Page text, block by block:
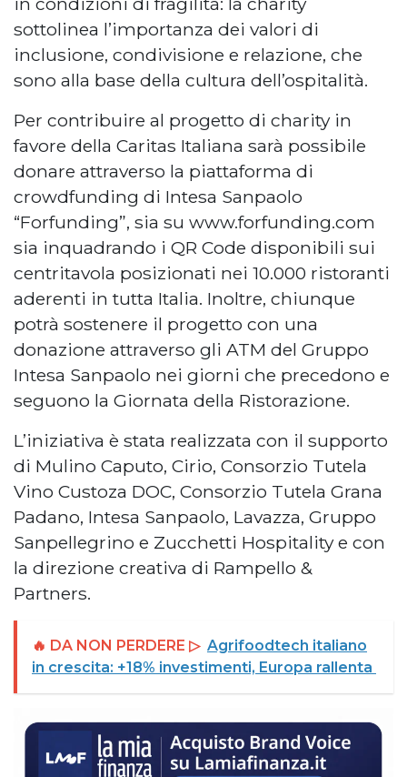
sottolinea l’importanza dei valori di
inclusione, condivisione e relazione, che
sono alla base della cultura dell’ospitalità.
Per contribuire al progetto di charity in
favore della Caritas Italiana sarà possibile
donare attraverso la piattaforma di
crowdfunding di Intesa Sanpaolo
“Forfunding”, sia su www.forfunding.com
sia inquadrando i QR Code disponibili sui
centritavola posizionati nei 10.000 ristoranti
aderenti in tutta Italia. Inoltre, chiunque
potrà sostenere il progetto con una
donazione attraverso gli ATM del Gruppo
Intesa Sanpaolo nei giorni che precedono e
seguono la Giornata della Ristorazione.
L’iniziativa è stata realizzata con il supporto
di Mulino Caputo, Cirio, Consorzio Tutela
Vino Custoza DOC, Consorzio Tutela Grana
Padano, Intesa Sanpaolo, Lavazza, Gruppo
Sanpellegrino e Zucchetti Hospitality e con
la direzione creativa di Rampello &
Partners.
🔥 DA NON PERDERE ▷ Agrifoodtech italiano
in crescita: +18% investimenti, Europa rallenta